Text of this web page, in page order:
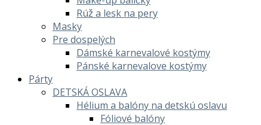
Rúž a lesk na pery
Masky
Pre dospelých
Dámské karnevalové kostýmy
Pánské karnevalove kostýmy
Párty
DETSKÁ OSLAVA
Hélium a balóny na detskú oslavu
Fóliové balóny